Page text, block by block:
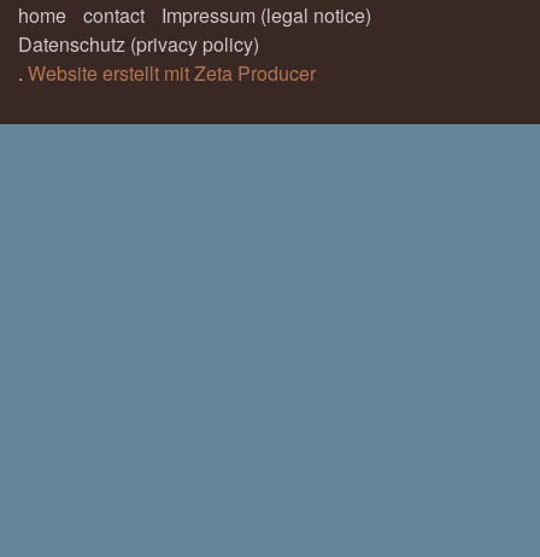
home contact
Impressum (legal notice)
Datenschutz (privacy policy)
. Website erstellt mit Zeta Producer